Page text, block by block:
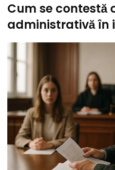
Cum se contestă
administrativă în